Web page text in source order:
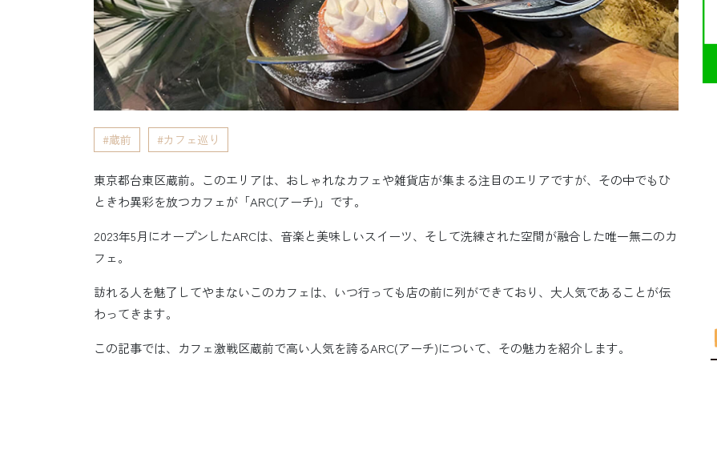
蔵前 カフェ巡り
東京都台東区蔵前。このエリアは、おしゃれなカフェや雑貨店が集まる注目のエリアですが、その中でもひ
ときわ異彩を放つカフェが「ARC(アーチ)」です。
2023年5月にオープンしたARCは、音楽と美味しいスイーツ、そして洗練された空間が融合した唯一無二のカ
フェ。
訪れる人を魅了してやまないこのカフェは、いつ行っても店の前に列ができており、大人気であることが伝
わってきます。
この記事では、カフェ激戦区蔵前で高い人気を誇るARC(アーチ)について、その魅力を紹介します。